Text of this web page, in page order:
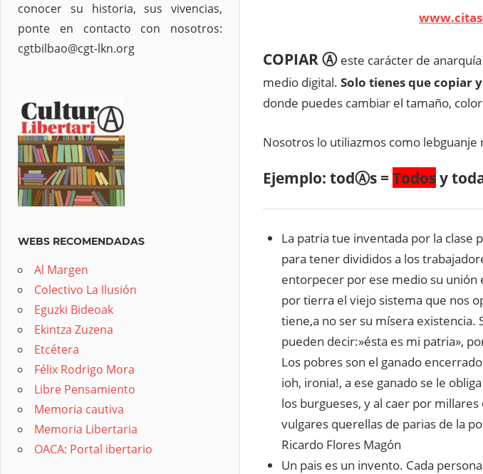
COPIAR Ⓐ este carácter de
medio digital. Solo tienes que copiar
donde puedes cambiar el tamaño,
Nosotros lo utiliazmos como lebguanje
Ejemplo: todⒶs = Todosy
La patria tue inventada por la clase
para tener divididos a los
entorpecer por ese medio su unión
por tierra el viejo sistema que nos
tiene,a no ser su mísera existencia.
pueden decir:»ésta es mi patria»,
Los pobres son el ganado
ioh, ironia!, a ese ganado se le
los burgueses, y al caer por
vulgares querellas de parias de la
Ricardo Flores Magón
Un pais es un invento. Cada
conocer su historia, sus vivencias,
ponte en contacto con nosotros:
cgtbilbao@cgt-lkn.org
WEBS RECOMENDADAS
Al Margen
Colectivo La Ilusión
Eguzki Bideoak
Ekintza Zuzena
Etcétera
Félix Rodrigo Mora
Libre Pensamiento
Memoria cautiva
Memoria Libertaria
OACA: Portal ibertario